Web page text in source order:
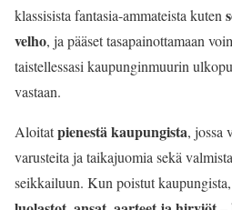
klassisista fantasia-ammateista kuten
velho, ja pääset tasapainottamaan
taistellessasi kaupunginmuurin
vastaan.
Aloitatpienestä kaupungista, jossa
varusteita ja taikajuomia sekä
seikkailuun. Kun poistut